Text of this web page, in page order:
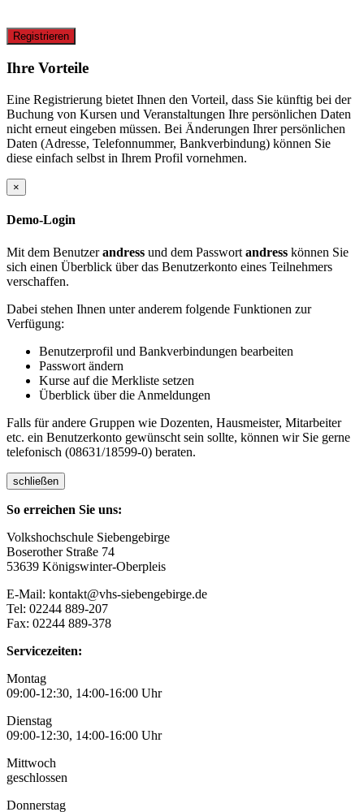
Registrieren
Ihre Vorteile
Eine Registrierung bietet Ihnen den Vorteil, dass Sie künftig bei der
Buchung von Kursen und Veranstaltungen Ihre persönlichen Daten
nicht erneut eingeben müssen. Bei Änderungen Ihrer persönlichen
Daten (Adresse, Telefonnummer, Bankverbindung) können Sie
diese einfach selbst in Ihrem Profil vornehmen.
×
Demo-Login
Mit dem Benutzerandress und dem Passwort andress können Sie
sich einen Überblick über das Benutzerkonto eines Teilnehmers
verschaffen.
Dabei stehen Ihnen unter anderem folgende Funktionen zur
Verfügung:
Benutzerprofil und Bankverbindungen bearbeiten
Passwort ändern
Kurse auf die Merkliste setzen
Überblick über die Anmeldungen
Falls für andere Gruppen wie Dozenten, Hausmeister, Mitarbeiter
etc. ein Benutzerkonto gewünscht sein sollte, können wir Sie gerne
telefonisch (08631/18599-0) beraten.
schließen
So erreichen Sie uns:
Volkshochschule Siebengebirge
Boserother Straße 74
53639 Königswinter-Oberpleis
E-Mail: kontakt@vhs-siebengebirge.de
Tel: 02244 889-207
Fax: 02244 889-378
Servicezeiten:
Montag
09:00-12:30, 14:00-16:00 Uhr
Dienstag
09:00-12:30, 14:00-16:00 Uhr
Mittwoch
geschlossen
Donnerstag